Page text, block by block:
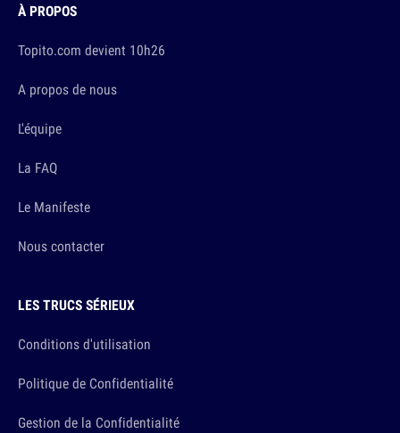
À PROPOS
Topito.com devient 10h26
A propos de nous
L'équipe
La FAQ
Le Manifeste
Nous contacter
LES TRUCS SÉRIEUX
Conditions d'utilisation
Politique de Confidentialité
Gestion de la Confidentialité